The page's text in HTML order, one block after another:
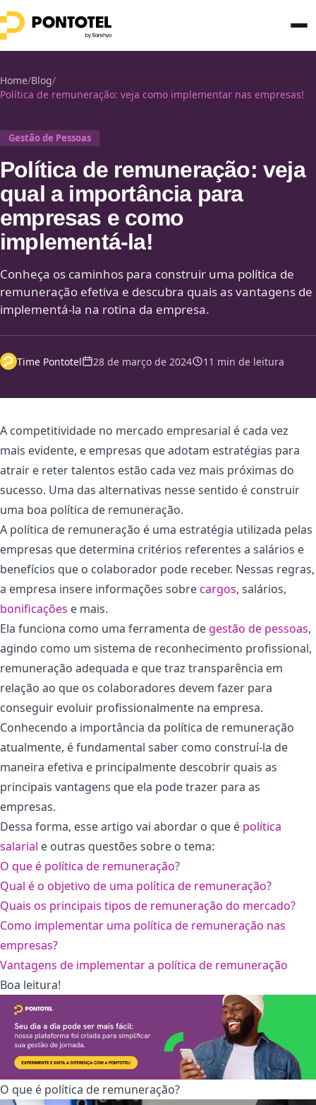
Home/Blog/
Política de remuneração: veja como implementar nas empresas!
Gestão de Pessoas
Política de remuneração: veja
qual a importância para
empresas e como
implementá-la!
Conheça os caminhos para construir uma política de
remuneração efetiva e descubra quais as vantagens de
implementá-la na rotina da empresa.
Time Pontotel 28 de março de 2024 11 min de leitura
A competitividade no mercado empresarial é cada vez
mais evidente, e empresas que adotam estratégias para
atrair e reter talentos estão cada vez mais próximas do
sucesso. Uma das alternativas nesse sentido é construir
uma boa política de remuneração.
A política de remuneração é uma estratégia utilizada pelas
empresas que determina critérios referentes a salários e
benefícios que o colaborador pode receber. Nessas regras,
a empresa insere informações sobrecargos, salários,
bonificações e mais.
Ela funciona como uma ferramenta de gestão de pessoas,
agindo como um sistema de reconhecimento profissional,
remuneração adequada e que traz transparência em
relação ao que os colaboradores devem fazer para
conseguir evoluir profissionalmente na empresa.
Conhecendo a importância da política de remuneração
atualmente, é fundamental saber como construí-la de
maneira efetiva e principalmente descobrir quais as
principais vantagens que ela pode trazer para as
empresas.
Dessa forma, esse artigo vai abordar o que é política
salarial e outras questões sobre o tema:
O que é política de remuneração?
Qual é o objetivo de uma política de remuneração?
Quais os principais tipos de remuneração do mercado?
Como implementar uma política de remuneração nas
empresas?
Vantagens de implementar a política de remuneração
Boa leitura!
O que é política de remuneração?